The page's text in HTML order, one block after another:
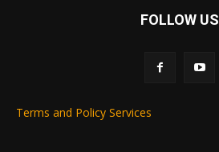
FOLLOW US
Terms and Policy Services